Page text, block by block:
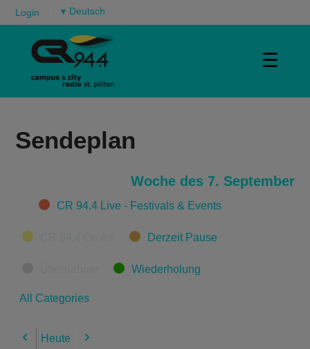
Login ▾
☰
Sendeplan
Woche des 7. September
CategoriesCR 94.4 Live - Festivals & Events
Derzeit Pause
Wiederholung
All Categories
Previous
Heute Next